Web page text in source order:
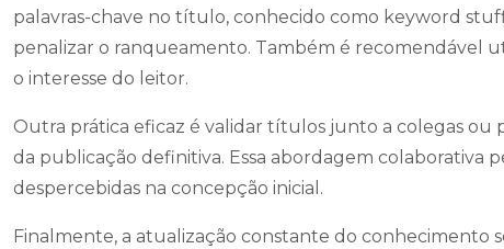
palavras-chave no título, conhecido como keyword
penalizar o ranqueamento. Também é recomendável
o interesse do leitor.
Outra prática eficaz é validar títulos junto a colegas ou
da publicação definitiva. Essa abordagem colaborativa
despercebidas na concepção inicial.
Finalmente, a atualização constante do conhecimento